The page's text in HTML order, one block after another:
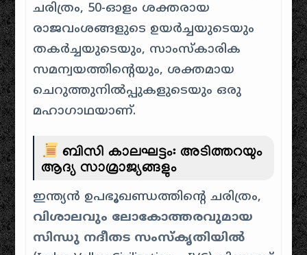
ചരിത്രം, 50-ഓളം ശക്തരായ
രാജവംശങ്ങളുടെ ഉയർച്ചയുടെയും
തകർച്ചയുടെയും, സാംസ്കാരിക
സമന്വയത്തിൻ്റെയും, ശക്തമായ
ചെറുത്തുനിൽപ്പുകളുടെയും ഒരു
മഹാഗാഥയാണ്.
ബിസി കാലഘട്ടം: അടിത്തറയും
ആദ്യ സാമ്രാജ്യങ്ങളും
ഇന്ത്യൻ ഉപഭൂഖണ്ഡത്തിൻ്റെ ചരിത്രം,
വിശാലവും ലോകോത്തരവുമായ
സിന്ധു നദീതട സംസ്കൃതിയിൽ